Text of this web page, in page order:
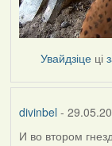
Увайдзіце ці
divinbel -
И во втором